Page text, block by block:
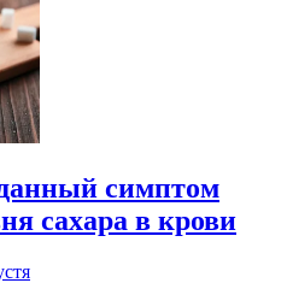
симптом
сахара в крови